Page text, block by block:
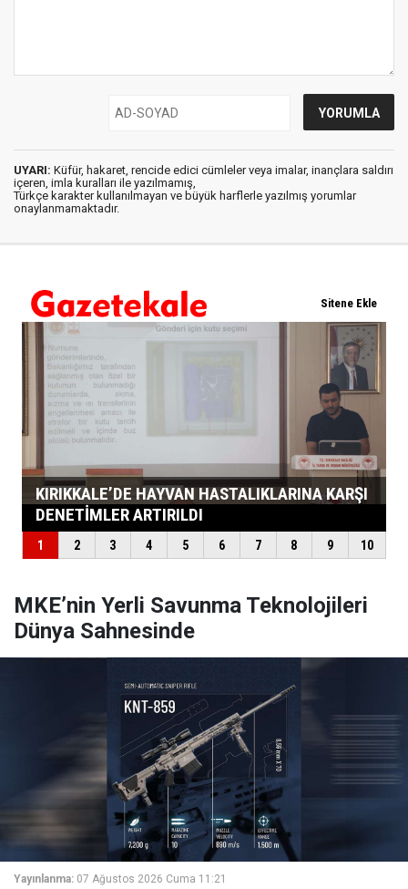
UYARI: Küfür, hakaret, rencide edici cümleler veya imalar, inançlara saldırı
içeren, imla kuralları ile yazılmamış,
Türkçe karakter kullanılmayan ve büyük harflerle yazılmış yorumlar
onaylanmamaktadır.
MKE’nin Yerli Savunma Teknolojileri
Dünya Sahnesinde
Yayınlanma: 07 Ağustos 2026 Cuma 11:21